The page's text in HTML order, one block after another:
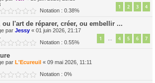
1 2 3 4
Notation : 0.38%
ou l'art de réparer, créer, ou embellir ...
par Jessy « 01 juin 2026, 21:17
1 … 4 5 6 7
Notation : 0.55%
par L'Ecureuil « 09 mai 2026, 11:11
Notation : 0%